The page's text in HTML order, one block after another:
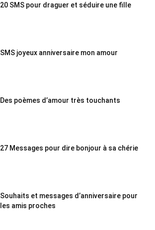
20 SMS pour draguer et séduire une fille
SMS joyeux anniversaire mon amour
Des poèmes d’amour très touchants
27 Messages pour dire bonjour à sa chérie
Souhaits et messages d’anniversaire pour
les amis proches